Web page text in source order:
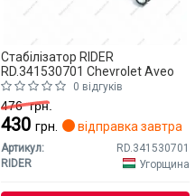
Стабілізатор RIDER
RD.341530701 Chevrolet Aveo
0 відгуків
476грн.
430 грн. відправка завтра
Артикул:
RD.341530701
RIDER
Угорщина